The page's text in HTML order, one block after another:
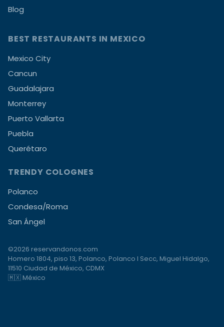
Blog
BEST RESTAURANTS IN MEXICO
Mexico City
Cancun
Guadalajara
Monterrey
Puerto Vallarta
Puebla
Querétaro
TRENDY COLOGNES
Polanco
Condesa/Roma
San Ángel
©2026 reservandonos.com
Homero 1804, piso 13, Polanco, Polanco I Secc, Miguel Hidalgo,
11510 Ciudad de México, CDMX
🇲🇽 México